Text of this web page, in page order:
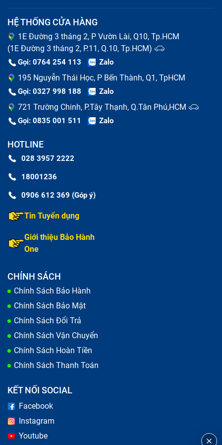
sao lưu, dữ liệu cho người dùng. Nếu không đăng nhập
được thì tính năng này không thể sử dụng. Qua đây,
cho thấy tài khoản iCloud rất quan trọng, việc quên
mật khẩu hay bị người khác vào iCloud của thiết bị sẽ
làm bạn mất quyền sử dụng thiết bị.
Tại sao mở máy iPhone quên mật khẩu dính
iCloud?
restore lại mở máy iPhone quên mật khẩu thì thiết bị
của bạn yêu cầu nhập mật khẩu Apple ID. Nếu bạn
không đăng nhập đúng mật khẩu Apple ID đang sử
dụng trên thiết bị thì bạn sẽ không thể kích hoạt hay
chờ kích hoạt cho đến khi bạn đăng nhập được tài
khoản.
mở máy iPhone quên mật khẩu bị dính iCloud là khi bạn
reset thiết bị yêu cầu nhập mật khẩu
Nguyên nhân mở máy iPhone quên mật
khẩu bị dính iCloud
HỆ THỐNG CỬA HÀNG
1E Đường 3 tháng 2, P Vườn Lài, Q10, Tp.HCM
(1E Đường 3 tháng 2, P.11, Q.10, Tp.HCM)
Gọi: 0764 254 113 Zalo
195 Nguyễn Thái Học, P Bến Thành, Q1, TpHCM
Gọi: 0327 998 188 Zalo
721 Trường Chinh, P.Tây Thạnh, Q.Tân Phú,HCM
Gọi: 0835 001 511 Zalo
HOTLINE
028 3957 2222
18001236
0906 612 369 (Góp ý)
Tin Tuyển dụng
Giới thiệu Bảo Hành
One
CHÍNH SÁCH
Chính Sách Bảo Hành
Chính Sách Bảo Mật
Chính Sách Đổi Trả
Chính Sách Vận Chuyển
Chính Sách Hoàn Tiền
Chính Sách Thanh Toán
KẾT NỐI SOCIAL
Facebook
Instagram
Youtube